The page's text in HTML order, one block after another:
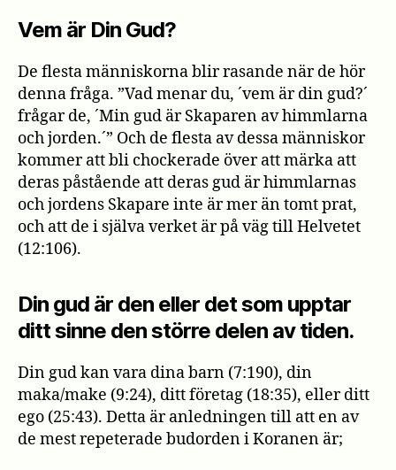
Vem är Din Gud?
De flesta människorna blir rasande när de hör
denna fråga. ”Vad menar du, ´vem är din gud?´
frågar de, ´Min gud är Skaparen av himmlarna
och jorden.´” Och de flesta av dessa människor
kommer att bli chockerade över att märka att
deras påstående att deras gud är himmlarnas
och jordens Skapare inte är mer än tomt prat,
och att de i själva verket är på väg till Helvetet
(12:106).
Din gud är den eller det som upptar
ditt sinne den större delen av tiden.
Din gud kan vara dina barn (7:190), din
maka/make (9:24), ditt företag (18:35), eller ditt
ego (25:43). Detta är anledningen till att en av
de mest repeterade budorden i Koranen är;